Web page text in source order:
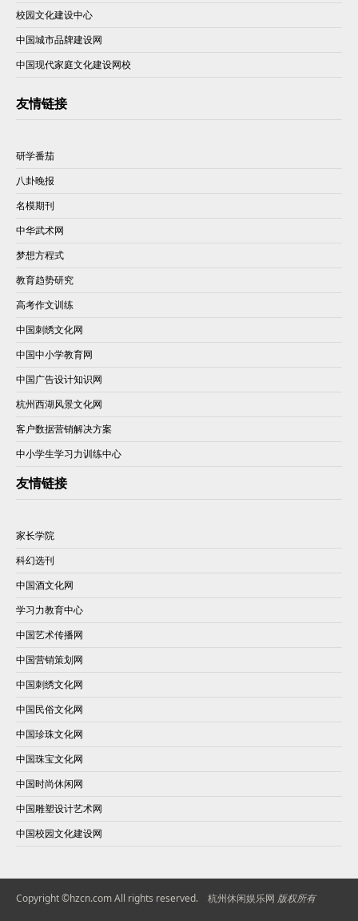
校园文化建设中心
中国城市品牌建设网
中国现代家庭文化建设网校
友情链接
研学番茄
八卦晚报
名模期刊
中华武术网
梦想方程式
教育趋势研究
高考作文训练
中国刺绣文化网
中国中小学教育网
中国广告设计知识网
杭州西湖风景文化网
客户数据营销解决方案
中小学生学习力训练中心
友情链接
家长学院
科幻选刊
中国酒文化网
学习力教育中心
中国艺术传播网
中国营销策划网
中国刺绣文化网
中国民俗文化网
中国珍珠文化网
中国珠宝文化网
中国时尚休闲网
中国雕塑设计艺术网
中国校园文化建设网
Copyright ©hzcn.com All rights reserved. 杭州休闲娱乐网 版权所有